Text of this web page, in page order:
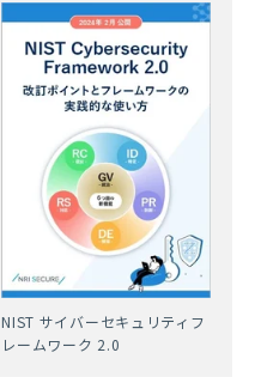
NIST サイバーセキュリティフ
レームワーク 2.0